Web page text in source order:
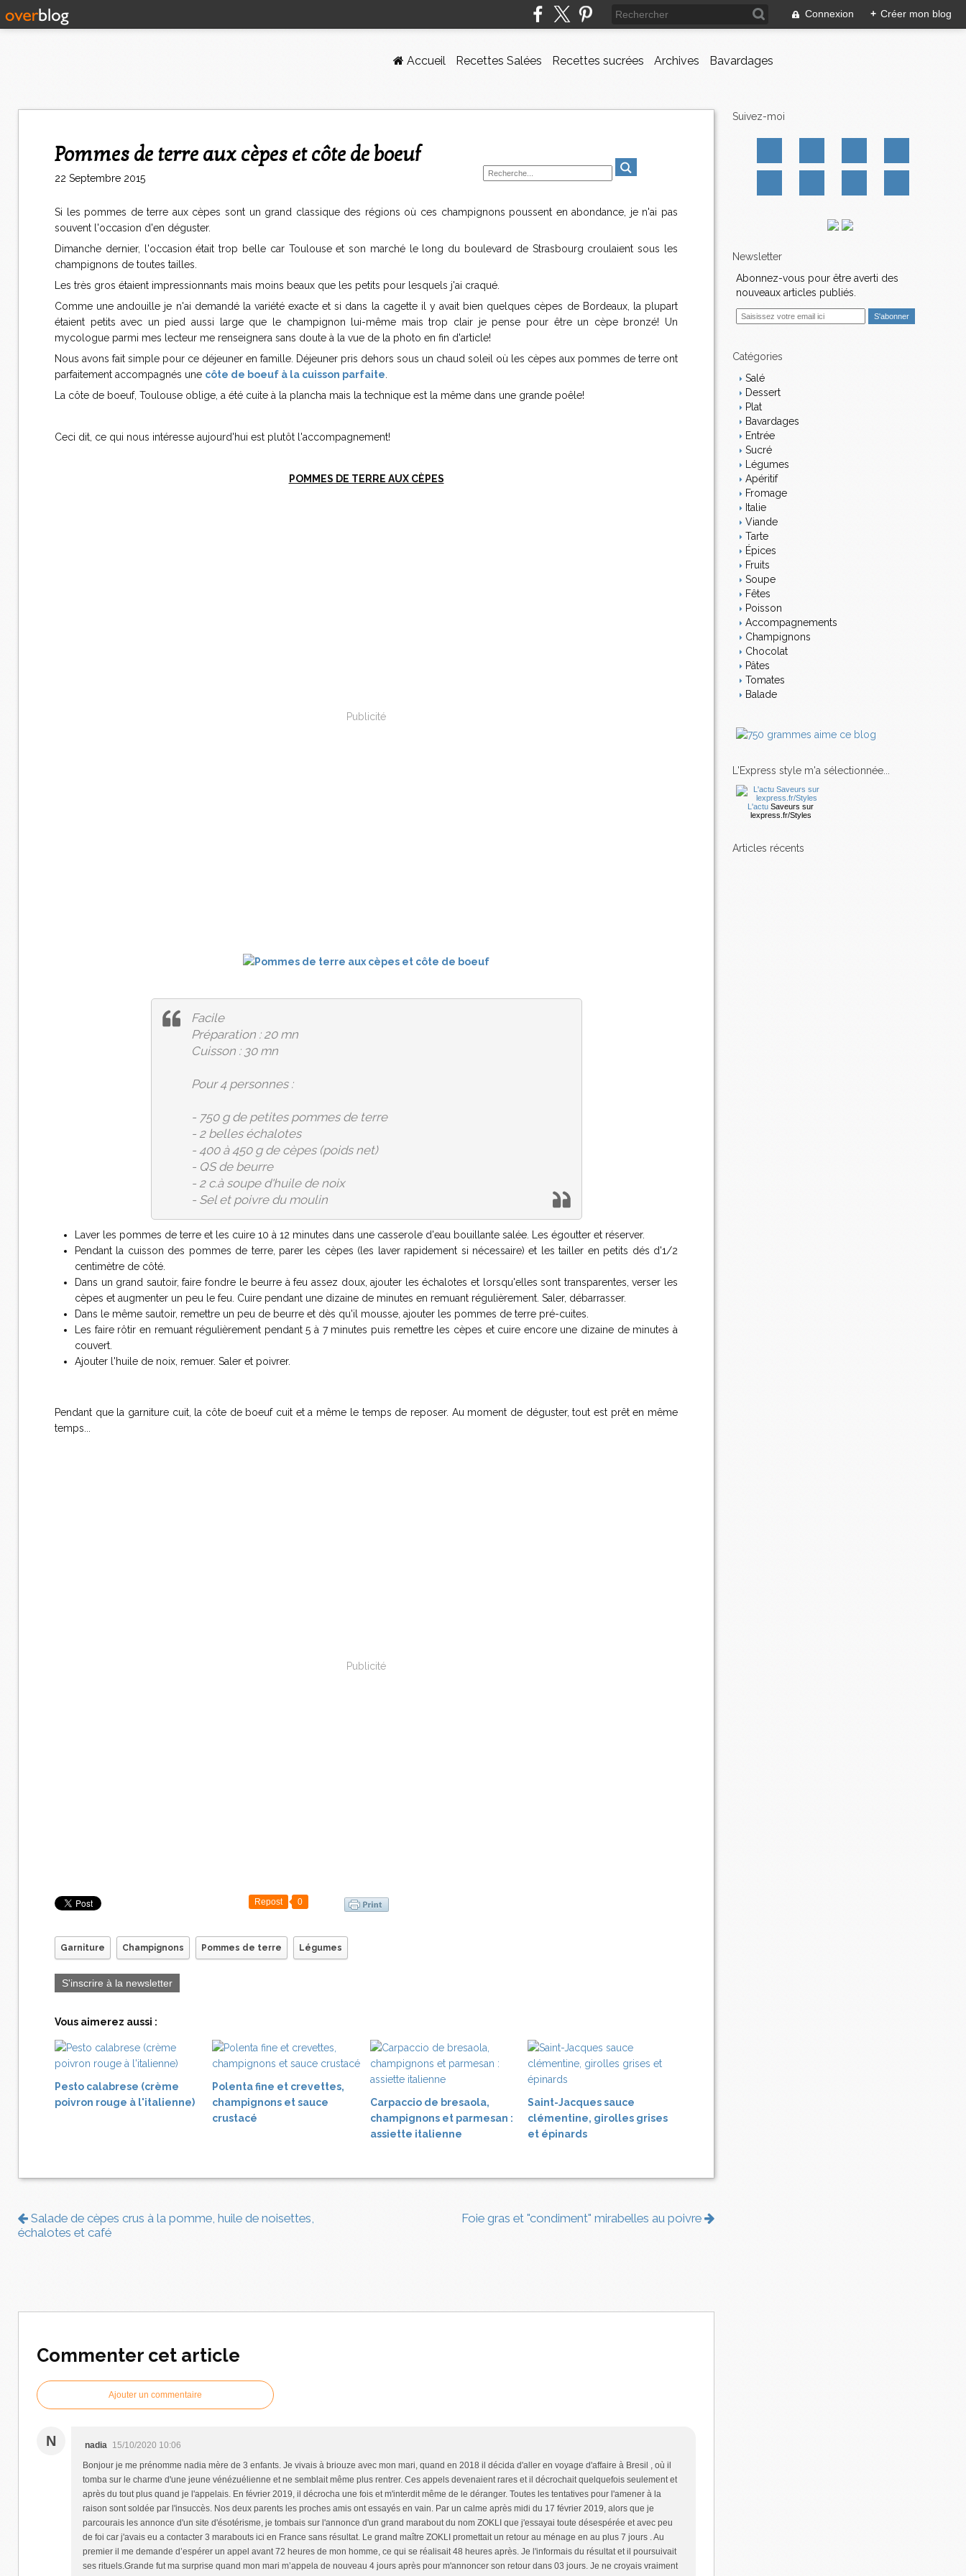
Connexion + Créer mon blog
Accueil Recettes Salées Recettes sucrées Archives Bavardages
Pommes de terre aux cèpes et côte de boeuf
22 Septembre 2015
Si les pommes de terre aux cèpes sont un grand classique des régions où ces champignons poussent en abondance, je n'ai pas
souvent l'occasion d'en déguster.
Dimanche dernier, l'occasion était trop belle car Toulouse et son marché le long du boulevard de Strasbourg croulaient sous les
champignons de toutes tailles.
Les très gros étaient impressionnants mais moins beaux que les petits pour lesquels j'ai craqué.
Comme une andouille je n'ai demandé la variété exacte et si dans la cagette il y avait bien quelques cèpes de Bordeaux, la plupart
étaient petits avec un pied aussi large que le champignon lui-même mais trop clair je pense pour être un cèpe bronzé! Un
mycologue parmi mes lecteur me renseignera sans doute à la vue de la photo en fin d'article!
Nous avons fait simple pour ce déjeuner en famille. Déjeuner pris dehors sous un chaud soleil où les cèpes aux pommes de terre ont
parfaitement accompagnés une côte de boeuf à la cuisson parfaite
La côte de boeuf, Toulouse oblige, a été cuite à la plancha mais la technique est la même dans une grande poêle!
Ceci dit, ce qui nous intéresse aujourd'hui est plutôt l'accompagnement!
POMMES DE TERRE AUX CÈPES
Publicité
Facile
Préparation : 20 mn
Cuisson : 30 mn
Pour 4 personnes :
- 750 g de petites pommes de terre
- 2 belles échalotes
- 400 à 450 g de cèpes (poids net)
- QS de beurre
- 2 c.à soupe d'huile de noix
- Sel et poivre du moulin
Laver les pommes de terre et les cuire 10 à 12 minutes dans une casserole d'eau bouillante salée. Les égoutter et réserver.
Pendant la cuisson des pommes de terre, parer les cèpes (les laver rapidement si nécessaire) et les tailler en petits dés d'1/2
centimètre de côté.
Dans un grand sautoir, faire fondre le beurre à feu assez doux, ajouter les échalotes et lorsqu'elles sont transparentes, verser les
cèpes et augmenter un peu le feu. Cuire pendant une dizaine de minutes en remuant régulièrement. Saler, débarrasser.
Dans le même sautoir, remettre un peu de beurre et dès qu'il mousse, ajouter les pommes de terre pré-cuites.
Les faire rôtir en remuant régulièrement pendant 5 à 7 minutes puis remettre les cèpes et cuire encore une dizaine de minutes à
couvert.
Ajouter l'huile de noix, remuer. Saler et poivrer.
Pendant que la garniture cuit, la côte de boeuf cuit et a même le temps de reposer. Au moment de déguster, tout est prêt en même
temps...
Publicité
Repost 0
Garniture Champignons Pommes de terre Légumes
S'inscrire à la newsletter
Vous aimerez aussi :
Pesto calabrese (crème
poivron rouge à l'italienne)
Polenta fine et crevettes,
champignons et sauce
crustacé
Carpaccio de bresaola,
champignons et parmesan :
assiette italienne
Saint-Jacques sauce
clémentine, girolles grises
et épinards
Salade de cèpes crus à la pomme, huile de noisettes,
échalotes et café
Foie gras et "condiment" mirabelles au poivre
Commenter cet article
Ajouter un commentaire
N nadia 15/10/2020 10:06
Bonjour je me prénomme nadia mère de 3 enfants. Je vivais à briouze avec mon mari, quand en 2018 il décida d'aller en voyage d'affaire à Bresil , où il
tomba sur le charme d'une jeune vénézuélienne et ne semblait même plus rentrer. Ces appels devenaient rares et il décrochait quelquefois seulement et
après du tout plus quand je l'appelais. En février 2019, il décrocha une fois et m'interdit même de le déranger. Toutes les tentatives pour l'amener à la
raison sont soldée par l'insuccès. Nos deux parents les proches amis ont essayés en vain. Par un calme après midi du 17 février 2019, alors que je
parcourais les annonce d'un site d'ésotérisme, je tombais sur l'annonce d'un grand marabout du nom ZOKLI que j'essayai toute désespérée et avec peu
de foi car j'avais eu a contacter 3 marabouts ici en France sans résultat. Le grand maître ZOKLI promettait un retour au ménage en au plus 7 jours . Au
premier il me demande d’espérer un appel avant 72 heures de mon homme, ce qui se réalisait 48 heures après. Je l'informais du résultat et il poursuivait
ses rituels.Grande fut ma surprise quand mon mari m’appela de nouveau 4 jours après pour m'annoncer son retour dans 03 jours. Je ne croyais vraiment
Suivez-moi
Newsletter
Abonnez-vous pour être averti des
nouveaux articles publiés.
i Catégories
Salé
Dessert
Plat
Bavardages
Entrée
Sucré
Légumes
Apéritif
Fromage
Italie
Viande
Tarte
Épices
Fruits
Soupe
Fêtes
Poisson
Accompagnements
Champignons
Chocolat
Pâtes
Tomates
Balade
L'Express style m'a sélectionnée...
L'actu Saveurs sur
lexpress.fr/Styles
articles récents